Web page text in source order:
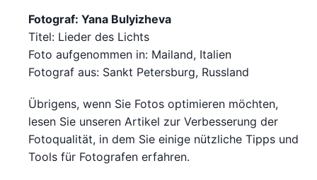
Fotograf: Yana Bulyizheva
Titel: Lieder des Lichts
Foto aufgenommen in: Mailand, Italien
Fotograf aus: Sankt Petersburg, Russland
Übrigens, wenn Sie Fotos optimieren möchten,
lesen Sie unseren Artikel zur Verbesserung der
Fotoqualität, in dem Sie einige nützliche Tipps und
Tools für Fotografen erfahren.